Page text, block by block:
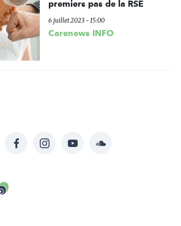
premiers pas de la RSE
6 juillet 2023 - 15:00
Carenews INFO
FacebookInstagramYouTubeSoundcloud